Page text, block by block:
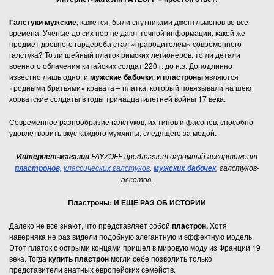
Галстуки мужские,кажется, были спутниками джентльменов во все
времена. Ученые до сих пор не дают точной информации, какой же
предмет древнего гардероба стал «прародителем» современного
галстука? То ли шейный платок римских легионеров, то ли детали
военного облачения китайских солдат 220 г. до н.э. Доподлинно
известно лишь одно: и мужские бабочки, и пластроныявляются
«родными братьями» кравата – платка, который повязывали на шею
хорватские солдаты в годы тринадцатилетней войны 17 века.
Современное разнообразие галстуков, их типов и фасонов, способно
удовлетворить вкус каждого мужчины, следящего за модой.
Интернет-магазинFAYZOFF предлагает огромный ассортимент
пластронов,классических галстуков, мужских бабочек, галстуков-
аскотов.
Пластроны: И ЕЩЕ РАЗ ОБ ИСТОРИИ
Далеко не все знают, что представляет собой пластрон.Хотя
наверняка не раз видели подобную элегантную и эффектную модель.
Этот платок с острыми концами пришел в мировую моду из Франции 19
века. Тогда купить пластронмогли себе позволить только
представители знатных европейских семейств.